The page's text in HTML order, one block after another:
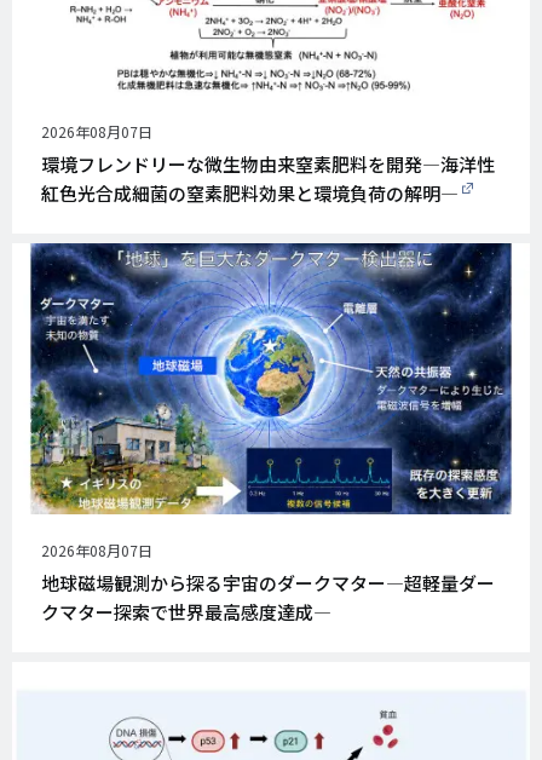
公
開
日
2026年08月07日
環境フレンドリーな微生物由来窒素肥料を開発―海洋性
紅色光合成細菌の窒素肥料効果と環境負荷の解明―
公
開
日
2026年08月07日
地球磁場観測から探る宇宙のダークマター―超軽量ダー
クマター探索で世界最高感度達成―